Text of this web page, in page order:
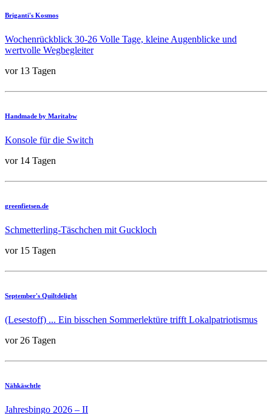
Briganti's Kosmos
Wochenrückblick 30-26 Volle Tage, kleine Augenblicke und
wertvolle Wegbegleiter
vor 13 Tagen
Handmade by Maritabw
Konsole für die Switch
vor 14 Tagen
greenfietsen.de
Schmetterling-Täschchen mit Guckloch
vor 15 Tagen
September's Quiltdelight
(Lesestoff) ... Ein bisschen Sommerlektüre trifft Lokalpatriotismus
vor 26 Tagen
Nähkäschtle
Jahresbingo 2026 – II